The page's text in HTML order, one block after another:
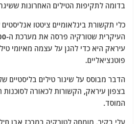
בדומה לתקיפות הטילים האחרונות
כלי תקשורת בינלאומיים ציטטו
עיראק היא כדי להגן על עצמה מאיומי
פוטנציאליים.
הדבר מבוסס על שיגור טילים בליסטיים
בצפון עיראק, הקשורות לכאורה לסוכנות
המוסד.
עלי בקיר, מומחה לטורקיה במרכז אבן